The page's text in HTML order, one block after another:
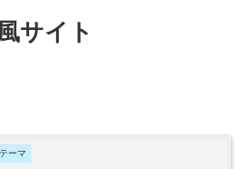
サイト
ーマ